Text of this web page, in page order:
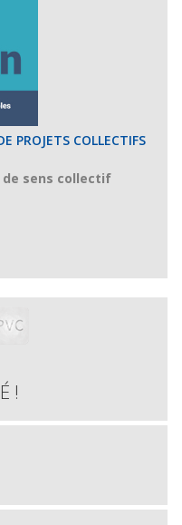
PROJETS COLLECTIFS
de sens collectif
!